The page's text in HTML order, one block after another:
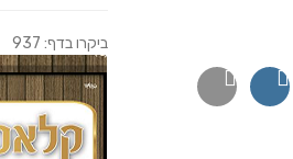
ביקרו בדף: 937